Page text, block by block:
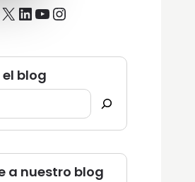
X LinkedIn
YouTube
Instagram
el blog
a nuestro blog